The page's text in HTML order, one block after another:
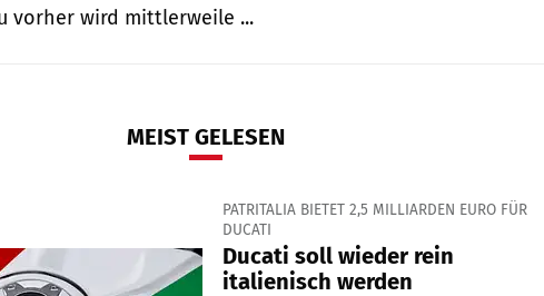
vorher wird mittlerweile ...
MEIST GELESEN
PATRITALIA BIETET 2,5 MILLIARDEN EURO FÜR
DUCATI
Ducati soll wieder rein
italienisch werden